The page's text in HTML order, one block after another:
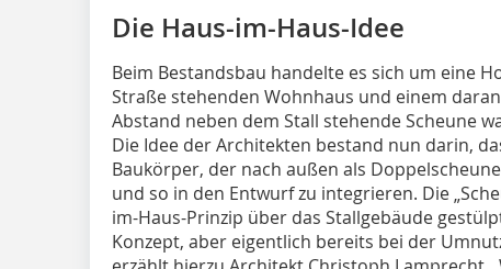
Die Haus-im-Haus-Idee
Beim Bestandsbau handelte es sich um eine
Straße stehenden Wohnhaus und einem
Abstand neben dem Stall stehende Scheune
Die Idee der Architekten bestand nun darin,
Baukörper, der nach außen als
und so in den Entwurf zu integrieren. Die
im-Haus-Prinzip über das Stallgebäude
Konzept, aber eigentlich bereits bei der